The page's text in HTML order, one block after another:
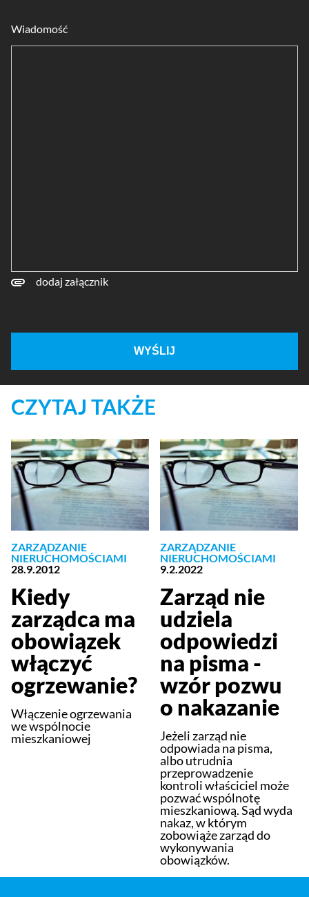
Wiadomość
dodaj załącznik
WYŚLIJ
CZYTAJ TAKŻE
ZARZĄDZANIE
NIERUCHOMOŚCIAMI
28.9.2012
Kiedy
zarządca ma
obowiązek
włączyć
ogrzewanie?
Włączenie ogrzewania
we wspólnocie
mieszkaniowej
ZARZĄDZANIE
NIERUCHOMOŚCIAMI
9.2.2022
Zarząd nie
udziela
odpowiedzi
na pisma -
wzór pozwu
o nakazanie
Jeżeli zarząd nie
odpowiada na pisma,
albo utrudnia
przeprowadzenie
kontroli właściciel może
pozwać wspólnotę
mieszkaniową. Sąd wyda
nakaz, w którym
zobowiąże zarząd do
wykonywania
obowiązków.